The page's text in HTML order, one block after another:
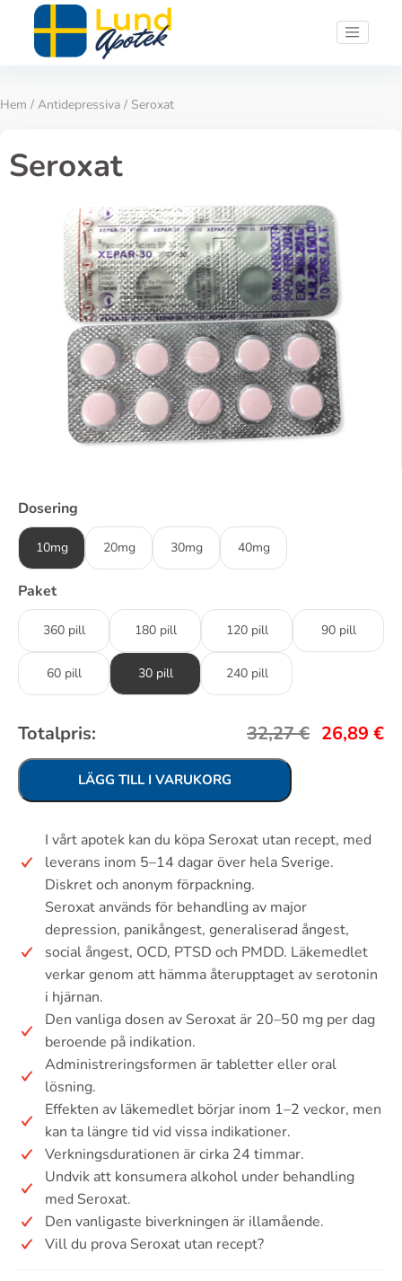
Hem / Antidepressiva / Seroxat
Seroxat
Dosering
10mg 20mg 30mg 40mg
Paket
360 pill 180 pill 120 pill 90 pill
60 pill 30 pill 240 pill
Totalpris: 32,27€ 26,89 €
LÄGG TILL I VARUKORG
I vårt apotek kan du köpa Seroxat utan recept, med
leverans inom 5–14 dagar över hela Sverige.
Diskret och anonym förpackning.
Seroxat används för behandling av major
depression, panikångest, generaliserad ångest,
social ångest, OCD, PTSD och PMDD. Läkemedlet
verkar genom att hämma återupptaget av serotonin
i hjärnan.
Den vanliga dosen av Seroxat är 20–50 mg per dag
beroende på indikation.
Administreringsformen är tabletter eller oral
lösning.
Effekten av läkemedlet börjar inom 1–2 veckor, men
kan ta längre tid vid vissa indikationer.
Verkningsdurationen är cirka 24 timmar.
Undvik att konsumera alkohol under behandling
med Seroxat.
Den vanligaste biverkningen är illamående.
Vill du prova Seroxat utan recept?